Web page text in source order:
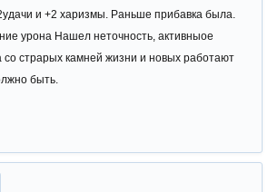
и +2 харизмы. Раньше прибавка была.
урона Нашел неточность, активныое
со страрых камней жизни и новых работают
быть.